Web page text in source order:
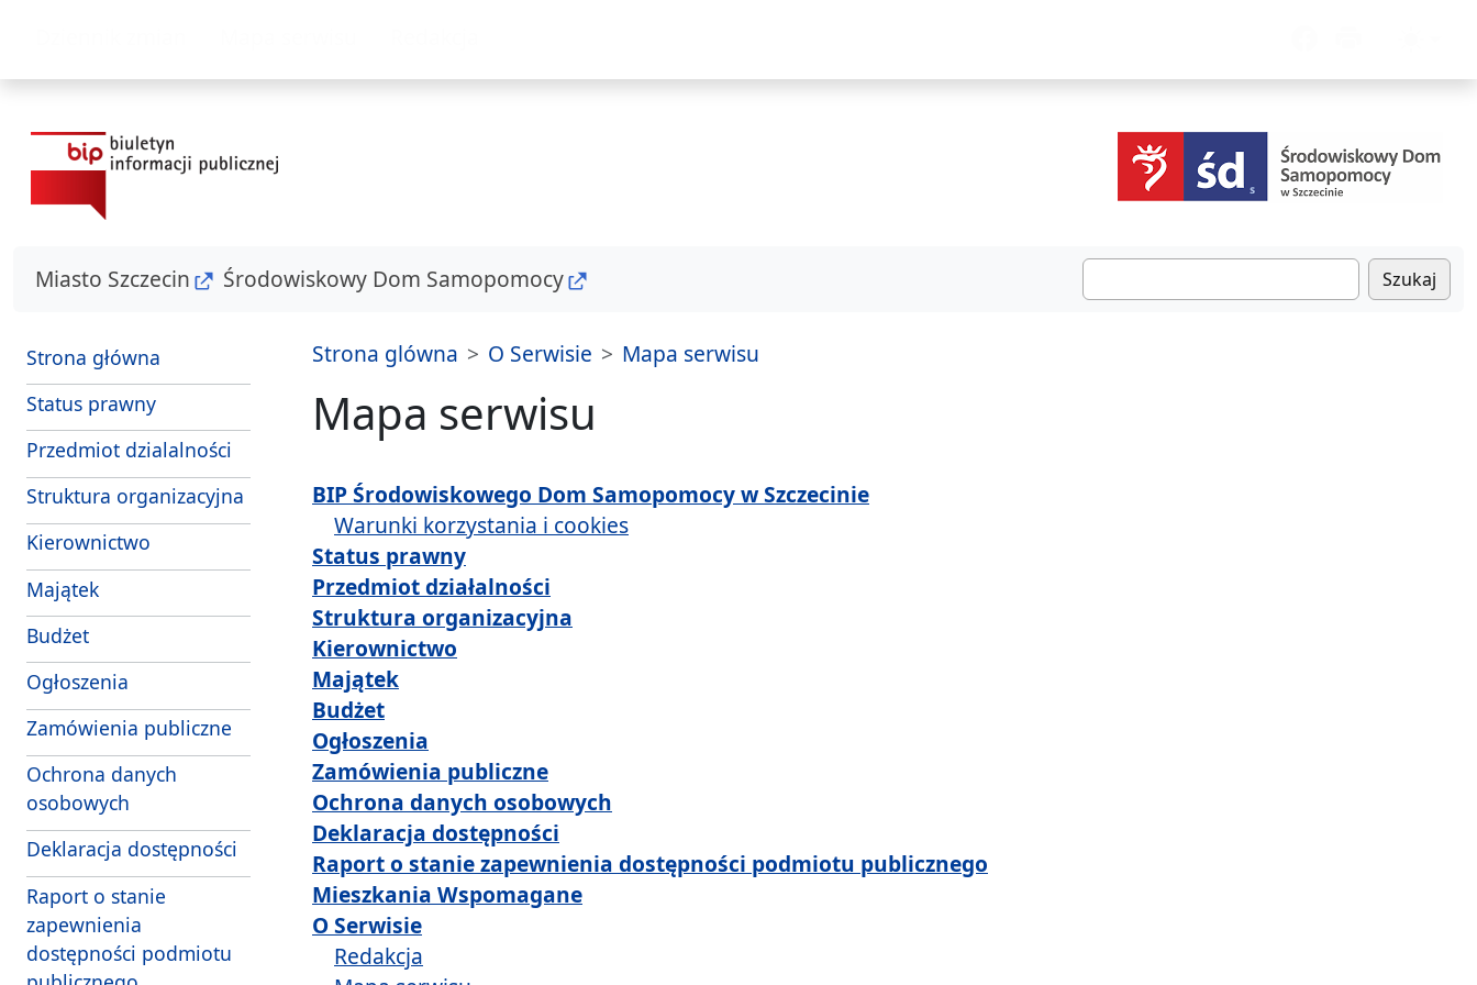
Miasto Szczecin Środowiskowy Dom Samopomocy Szukaj
Strona główna
Status prawny
Przedmiot dzialalności
Struktura organizacyjna
Kierownictwo
Majątek
Budżet
Ogłoszenia
Zamówienia publiczne
Ochrona danych
osobowych
Deklaracja dostępności
Raport o stanie
zapewnienia
dostępności podmiotu
Strona glówna O Serwisie Mapa serwisu
Mapa serwisu
BIP Środowiskowego Dom Samopomocy w Szczecinie
Warunki korzystania i cookies
Status prawny
Przedmiot działalności
Struktura organizacyjna
Kierownictwo
Majątek
Budżet
Ogłoszenia
Zamówienia publiczne
Ochrona danych osobowych
Deklaracja dostępności
Raport o stanie zapewnienia dostępności podmiotu publicznego
Mieszkania Wspomagane
O Serwisie
Redakcja